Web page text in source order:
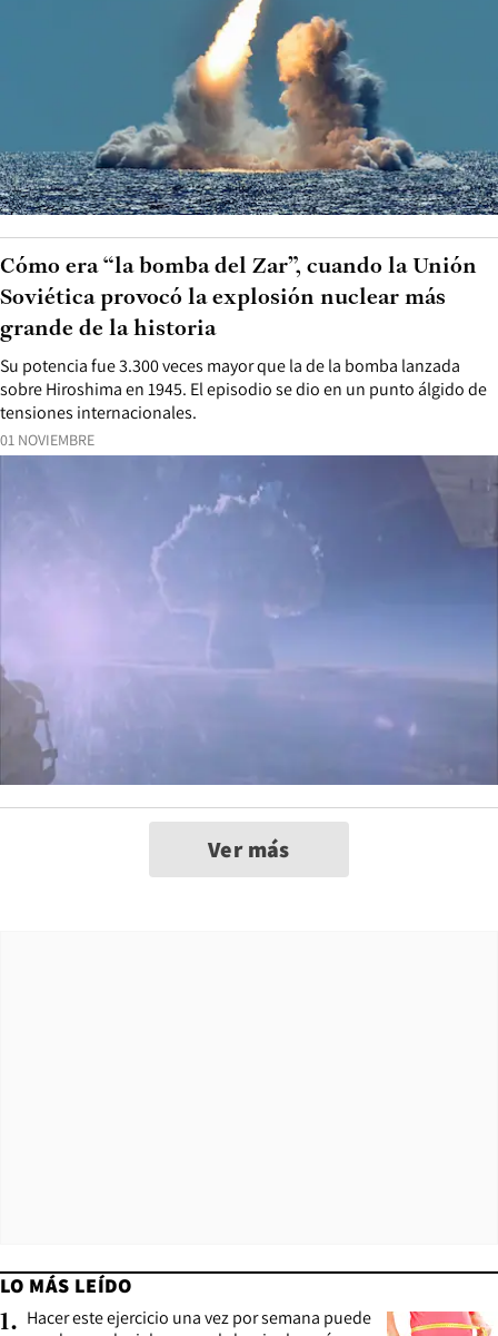
01 NOVIEMBRE
Su potencia fue 3.300 veces mayor que la de la bomba lanzada
sobre Hiroshima en 1945. El episodio se dio en un punto álgido de
tensiones internacionales.
Cómo era “la bomba del Zar”, cuando la Unión
Soviética provocó la explosión nuclear más
grande de la historia
Ver más
LO MÁS LEÍDO
1. Hacer este ejercicio una vez por semana puede